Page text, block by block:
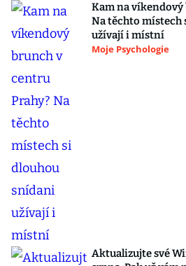
Kam na
Na těchto místech
užívají i místní
Moje Psychologie
Aktualizujte své